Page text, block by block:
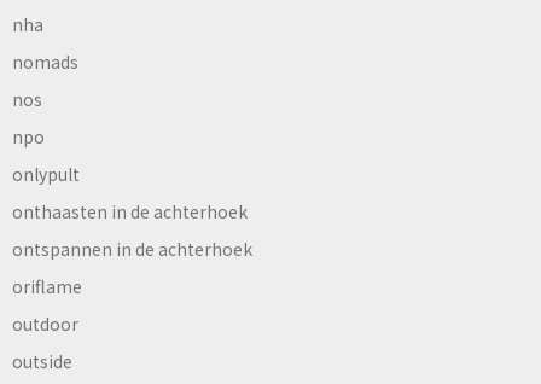
nha
nomads
nos
npo
onlypult
onthaasten in de achterhoek
ontspannen in de achterhoek
oriflame
outdoor
outside